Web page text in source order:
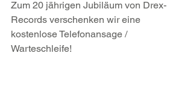
Zum 20 jährigen Jubiläum von Drex-
Records verschenken wir eine
kostenlose Telefonansage /
Warteschleife!